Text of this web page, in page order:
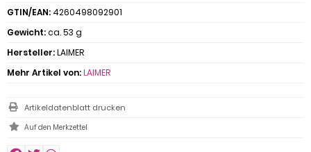
GTIN/EAN: 4260498092901
Gewicht:ca. 53 g
Hersteller:LAIMER
Mehr Artikel von:LAIMER
Artikeldatenblatt drucken